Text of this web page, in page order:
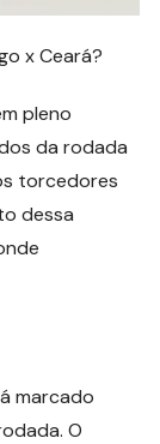
x Ceará?
pleno
da rodada
torcedores
dessa
marcado
O